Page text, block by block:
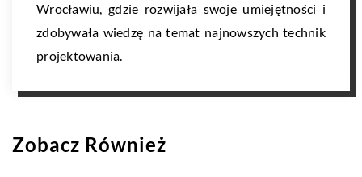
Wrocławiu, gdzie rozwijała swoje umiejętności i
zdobywała wiedzę na temat najnowszych technik
projektowania.
Zobacz Również